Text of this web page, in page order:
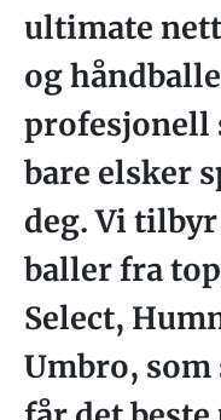
ultimate
og
profesjonell
bare elsker
deg. Vi
baller fra
Select,
Umbro,